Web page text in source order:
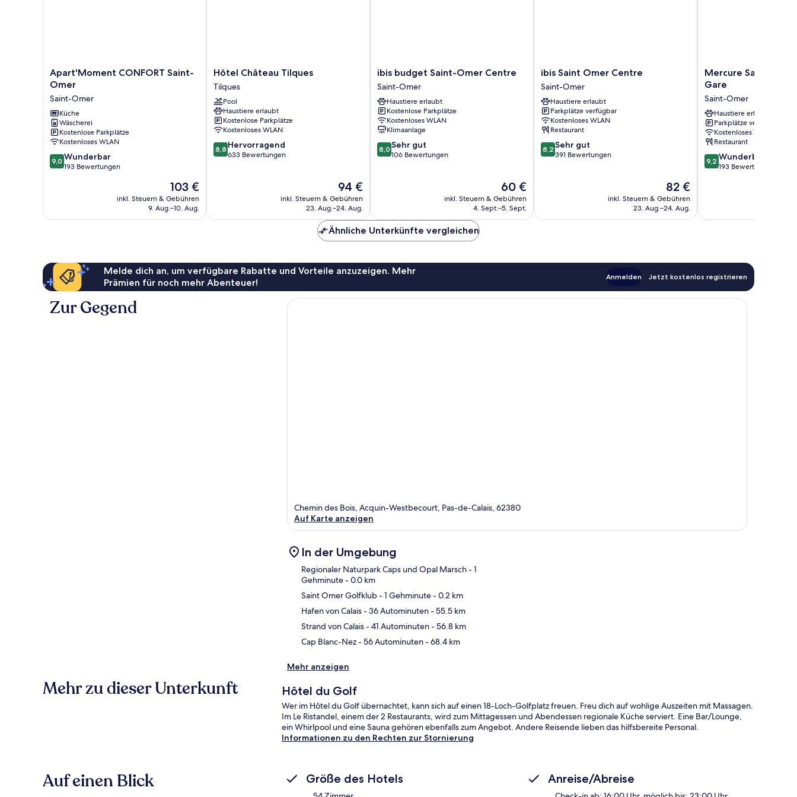
Apart'Moment
CONFORT
Omer
Saint-
Omer
Apart'Moment CONFORT Saint-
Omer
Saint-Omer
Küche
Wäscherei
Kostenlose Parkplätze
Kostenloses WLAN
9.0
von
9,0 Wunderbar
193 Bewertungen
Der
Preis
beträgt
103 €
inkl. Steuern & Gebühren
9. Aug.–10. Aug.
Hôtel
Château
Tilques
Tilques
Hôtel Château Tilques
Tilques
Pool
Haustiere erlaubt
Kostenlose Parkplätze
Kostenloses WLAN
8.8
von
8,8 Hervorragend
633 Bewertungen
Der
Preis
beträgt
94 €
inkl. Steuern & Gebühren
23. Aug.–24. Aug.
ibis
budget
Saint-
Omer
Centre
Saint-
Omer
ibis budget Saint-Omer Centre
Saint-Omer
Haustiere erlaubt
Kostenlose Parkplätze
Kostenloses WLAN
Klimaanlage
8.0
von
8,0 Sehr gut
106 Bewertungen
Der
Preis
beträgt
60 €
inkl. Steuern & Gebühren
4. Sept.–5. Sept.
ibis
Saint
Omer
Centre
Saint-
Omer
ibis Saint Omer Centre
Saint-Omer
Haustiere erlaubt
Parkplätze verfügbar
Kostenloses WLAN
Restaurant
8.2
von
8,2 Sehr gut
391 Bewertungen
Der
Preis
beträgt
82 €
inkl. Steuern & Gebühren
23. Aug.–24. Aug.
Mercure
Saint
Centre
Gare
Saint-
Omer
Mercure Saint
Gare
Saint-Omer
Haustiere erlaubt
Parkplätze verfügbar
Kostenloses WLAN
Restaurant
9.2
von
9,2 Wunderbar
193 Bewertungen
Ähnliche Unterkünfte vergleichen
Melde dich an, um verfügbare Rabatte und Vorteile anzuzeigen. Mehr
Prämien für noch mehr Abenteuer!
Anmelden Jetzt kostenlos registrieren
Zur Gegend
Chemin des Bois, Acquin-Westbecourt, Pas-de-Calais, 62380
Auf Karte anzeigen
In der Umgebung
Regionaler Naturpark Caps und Opal Marsch- 1
Gehminute- 0.0 km
Saint Omer Golfklub- 1 Gehminute- 0.2 km
Hafen von Calais- 36 Autominuten- 55.5 km
Strand von Calais- 41 Autominuten- 56.8 km
Cap Blanc-Nez- 56 Autominuten- 68.4 km
Mehr anzeigen
Mehr zu dieser Unterkunft Hôtel du Golf
Wer im Hôtel du Golf übernachtet, kann sich auf einen 18-Loch-Golfplatz freuen. Freu dich auf wohlige Auszeiten mit Massagen.
Im Le Ristandel, einem der 2 Restaurants, wird zum Mittagessen und Abendessen regionale Küche serviert. Eine Bar/Lounge,
ein Whirlpool und eine Sauna gehören ebenfalls zum Angebot. Andere Reisende lieben das hilfsbereite Personal.
Informationen zu den Rechten zur Stornierung
Auf einen Blick Größe des Hotels Anreise/Abreise